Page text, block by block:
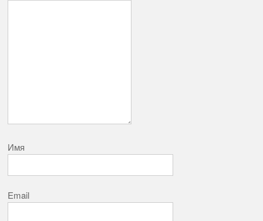
Имя
Email